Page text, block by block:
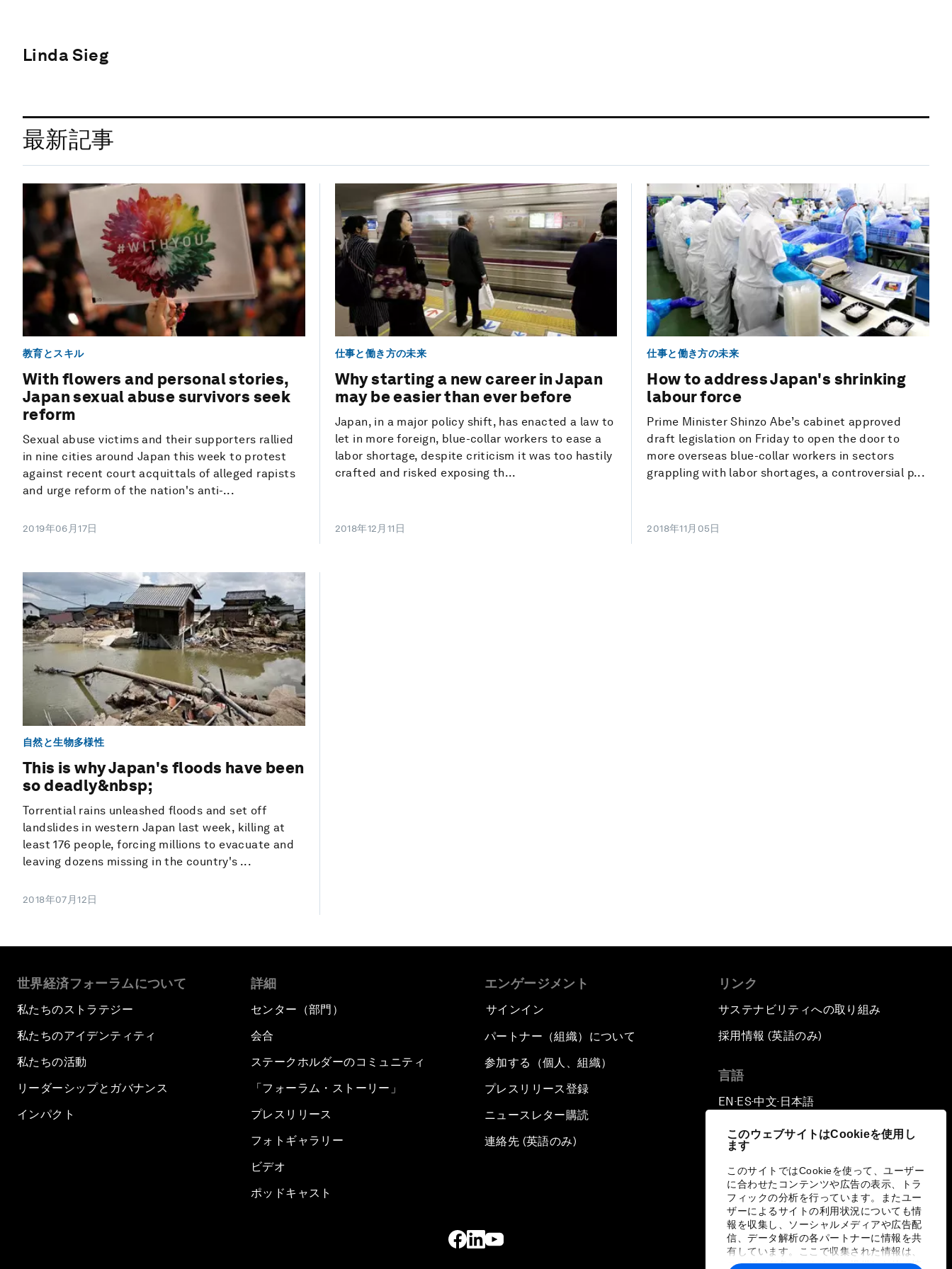
このウェブサイトはCookieを使用し
ます
このサイトではCookieを使って、ユーザー
に合わせたコンテンツや広告の表示、トラ
フィックの分析を行っています。またユー
ザーによるサイトの利用状況についても情
報を収集し、ソーシャルメディアや広告配
信、データ解析の各パートナーに情報を共
有しています。ここで収集された情報は、
ユーザーが各パートナーに提供した他の情
Linda Sieg
最新記事
教育とスキル
With flowers and personal stories,
Japan sexual abuse survivors seek
reform
Sexual abuse victims and their supporters rallied
in nine cities around Japan this week to protest
against recent court acquittals of alleged rapists
and urge reform of the nation's anti-...
2019年06月17日
仕事と働き方の未来
Why starting a new career in Japan
may be easier than ever before
Japan, in a major policy shift, has enacted a law to
let in more foreign, blue-collar workers to ease a
labor shortage, despite criticism it was too hastily
crafted and risked exposing th...
2018年12月11日
仕事と働き方の未来
How to address Japan's shrinking
labour force
Prime Minister Shinzo Abe’s cabinet approved
draft legislation on Friday to open the door to
more overseas blue-collar workers in sectors
grappling with labor shortages, a controversial p...
2018年11月05日
自然と生物多様性
This is why Japan's floods have been
so deadly&nbsp;
Torrential rains unleashed floods and set off
landslides in western Japan last week, killing at
least 176 people, forcing millions to evacuate and
leaving dozens missing in the country's ...
2018年07月12日
世界経済フォーラムについて
私たちのストラテジー
私たちのアイデンティティ
私たちの活動
リーダーシップとガバナンス
インパクト
詳細
センター（部門）
会合
ステークホルダーのコミュニティ
「フォーラム・ストーリー」
プレスリリース
フォトギャラリー
ビデオ
ポッドキャスト
エンゲージメント
サインイン
パートナー（組織）について
参加する（個人、組織）
プレスリリース登録
ニュースレター購読
連絡先 (英語のみ)
リンク
サステナビリティへの取り組み
採用情報 (英語のみ)
言語
EN ▪ ES▪中文▪ 日本語